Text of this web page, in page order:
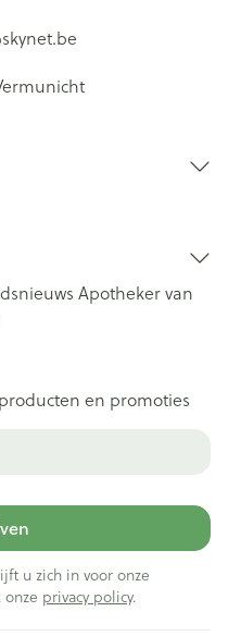
skynet.be
Apotheker van
en promoties
u zich in voor onze
privacy policy.